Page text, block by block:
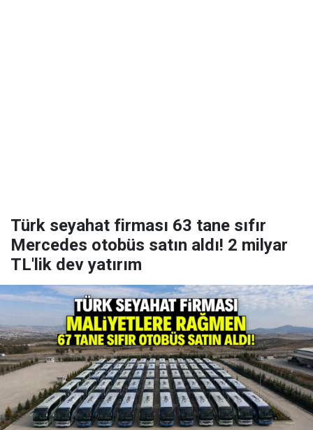
Türk seyahat firması 63 tane sıfır
Mercedes otobüs satın aldı! 2 milyar
TL'lik dev yatırım